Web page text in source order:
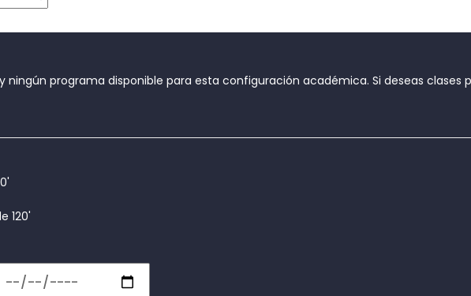
ningún programa disponible para esta configuración académica. Si deseas clases
120'